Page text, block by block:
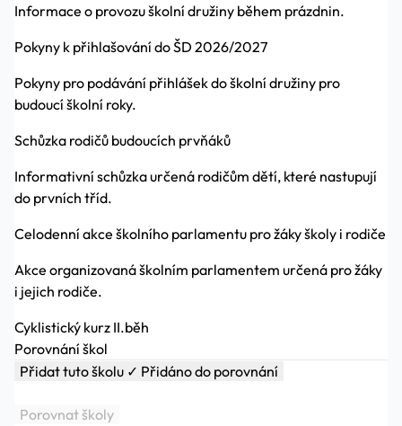
Informace o provozu školní družiny během prázdnin.
Pokyny k přihlašování do ŠD 2026/2027
Pokyny pro podávání přihlášek do školní družiny pro
budoucí školní roky.
Schůzka rodičů budoucích prvňáků
Informativní schůzka určená rodičům dětí, které nastupují
do prvních tříd.
Celodenní akce školního parlamentu pro žáky školy i rodiče
Akce organizovaná školním parlamentem určená pro žáky
i jejich rodiče.
Cyklistický kurz II.běh
Porovnání škol
Přidat tuto školu ✓ Přidáno do porovnání
Porovnat školy